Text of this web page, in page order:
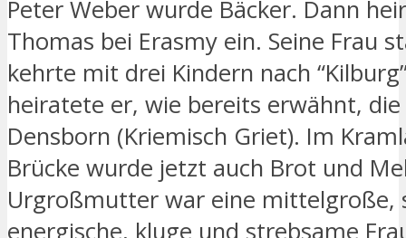
Peter Weber wurde Bäcker. Dann
Thomas bei Erasmy ein. Seine Frau
kehrte mit drei Kindern nach
heiratete er, wie bereits erwähnt,
Densborn (Kriemisch Griet). Im
Brücke wurde jetzt auch Brot und
Urgroßmutter war eine mittelgroße,
energische, kluge und strebsame